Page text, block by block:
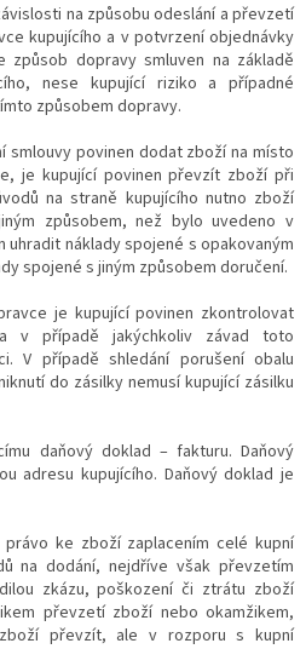
na způsobu odeslání a převzetí
kupujícího a v potvrzení objednávky
způsob dopravy smluven na základě
nese kupující riziko a případné
způsobem dopravy.
smlouvy povinen dodat zboží na místo
je kupující povinen převzít zboží při
na straně kupujícího nutno zboží
způsobem, než bylo uvedeno v
náklady spojené s opakovaným
spojené s jiným způsobem doručení.
je kupující povinen zkontrolovat
v případě jakýchkoliv závad toto
V případě shledání porušení obalu
do zásilky nemusí kupující zásilku
daňový doklad – fakturu. Daňový
adresu kupujícího. Daňový doklad je
právo ke zboží zaplacením celé kupní
na dodání, nejdříve však převzetím
zkázu, poškození či ztrátu zboží
převzetí zboží nebo okamžikem,
převzít, ale v rozporu s kupní